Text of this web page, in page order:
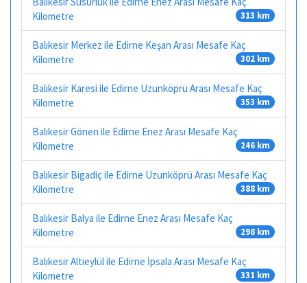
Kilometre
313 km
Balıkesir Merkez ile Edirne Keşan Arası Mesafe Kaç
Kilometre
302 km
Balıkesir Karesi ile Edirne Uzunköprü Arası Mesafe Kaç
Kilometre
353 km
Balıkesir Gönen ile Edirne Enez Arası Mesafe Kaç
Kilometre
246 km
Balıkesir Bigadiç ile Edirne Uzunköprü Arası Mesafe Kaç
Kilometre
388 km
Balıkesir Balya ile Edirne Enez Arası Mesafe Kaç
Kilometre
298 km
Balıkesir Altıeylül ile Edirne İpsala Arası Mesafe Kaç
Kilometre
331 km